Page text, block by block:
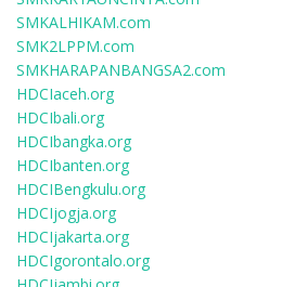
SMKALHIKAM.com
SMK2LPPM.com
SMKHARAPANBANGSA2.com
HDCIaceh.org
HDCIbali.org
HDCIbangka.org
HDCIbanten.org
HDCIBengkulu.org
HDCIjogja.org
HDCIjakarta.org
HDCIgorontalo.org